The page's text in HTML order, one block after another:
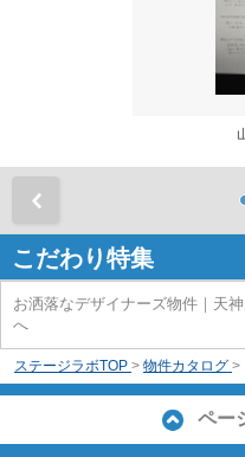
こだわり特集
お洒落なデザイナーズ物件｜天
へ
ステージラボTOP > 物件カタログ >
ペー